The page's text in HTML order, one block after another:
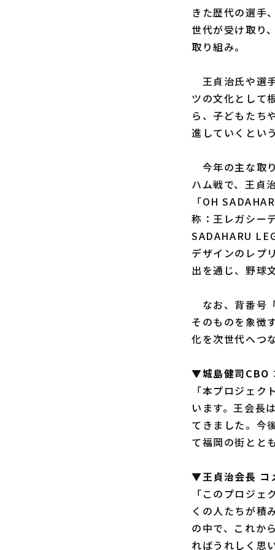
きた歴代の選手
世代が受け取り
取り組み。
王貞治氏や選
ツの文化として
ら、子どもたち
進していくとい
今年の主な取
ハム戦で、王貞
「OH
称：王レガシー
SADAHARU
デザインのレプ
出を通じ、野球
なお、背番号
そのものを象徴
化を次世代へつ
▼城島健司CBO
「本プロジェ
います。王会長
てきました。今
て福岡の街とと
▼王貞治会長
「このプロジ
くの人たちが積
の中で、これか
ればうれしく思